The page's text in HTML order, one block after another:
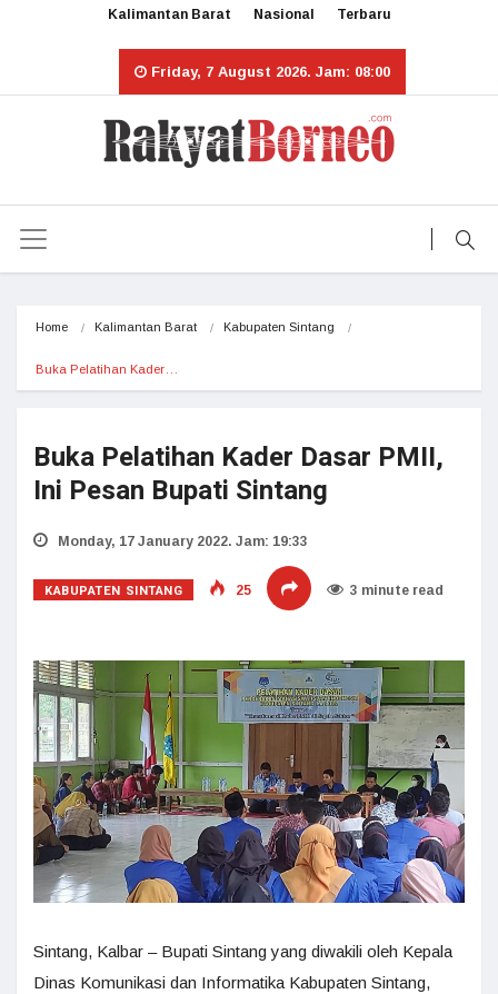
Kalimantan Barat Nasional Terbaru
Friday, 7 August 2026. Jam: 08:00
Home Kalimantan Barat Kabupaten Sintang
Buka Pelatihan Kader…
Buka Pelatihan Kader Dasar PMII,
Ini Pesan Bupati Sintang
Monday, 17 January 2022. Jam: 19:33
KABUPATEN SINTANG 25 3 minute read
Sintang, Kalbar – Bupati Sintang yang diwakili oleh Kepala
Dinas Komunikasi dan Informatika Kabupaten Sintang,